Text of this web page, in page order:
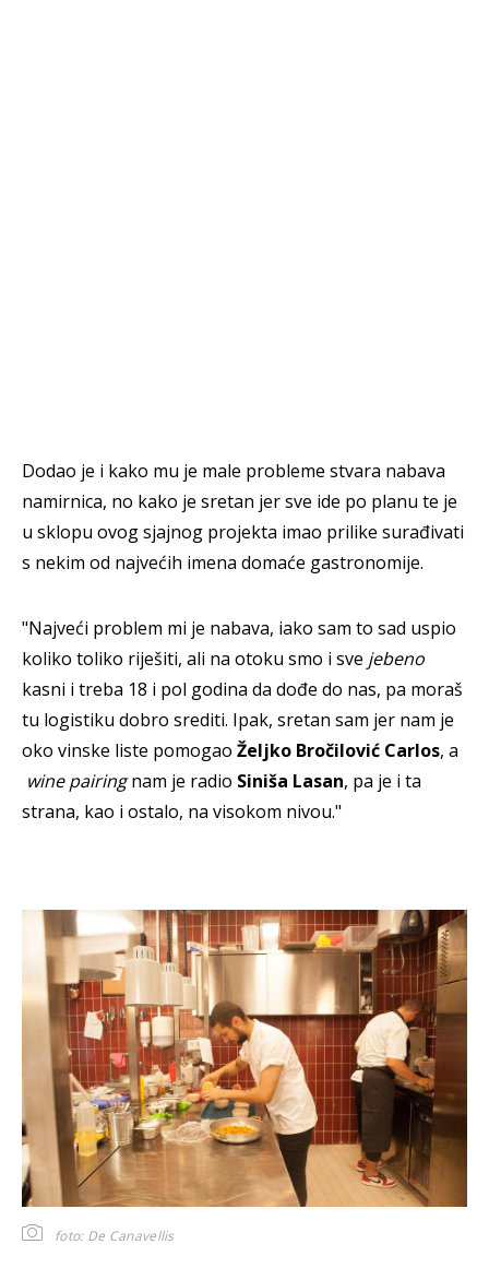
Dodao je i kako mu je male probleme stvara nabava
namirnica, no kako je sretan jer sve ide po planu te je
u sklopu ovog sjajnog projekta imao prilike surađivati
s nekim od najvećih imena domaće gastronomije.
"Najveći problem mi je nabava, iako sam to sad uspio
koliko toliko riješiti, ali na otoku smo i sve jebeno
kasni i treba 18 i pol godina da dođe do nas, pa moraš
tu logistiku dobro srediti. Ipak, sretan sam jer nam je
oko vinske liste pomogao Željko Bročilović Carlos, a
wine pairingnam je radio Siniša Lasan, pa je i ta
strana, kao i ostalo, na visokom nivou."
foto: De Canavellis